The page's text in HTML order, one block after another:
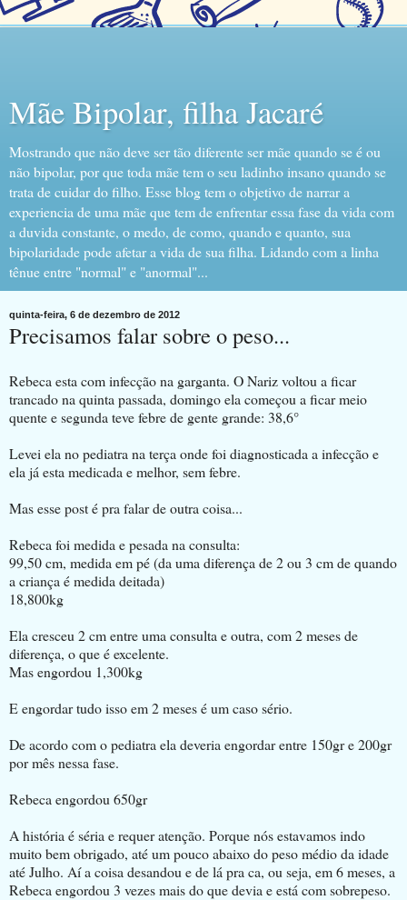
Mãe Bipolar, filha Jacaré
Mostrando que não deve ser tão diferente ser mãe quando se é ou
não bipolar, por que toda mãe tem o seu ladinho insano quando se
trata de cuidar do filho. Esse blog tem o objetivo de narrar a
experiencia de uma mãe que tem de enfrentar essa fase da vida com
a duvida constante, o medo, de como, quando e quanto, sua
bipolaridade pode afetar a vida de sua filha. Lidando com a linha
tênue entre "normal" e "anormal"...
quinta-feira, 6 de dezembro de 2012
Precisamos falar sobre o peso...
Rebeca esta com infecção na garganta. O Nariz voltou a ficar
trancado na quinta passada, domingo ela começou a ficar meio
quente e segunda teve febre de gente grande: 38,6°
Levei ela no pediatra na terça onde foi diagnosticada a infecção e
ela já esta medicada e melhor, sem febre.
Mas esse post é pra falar de outra coisa...
Rebeca foi medida e pesada na consulta:
99,50 cm, medida em pé (da uma diferença de 2 ou 3 cm de quando
a criança é medida deitada)
18,800kg
Ela cresceu 2 cm entre uma consulta e outra, com 2 meses de
diferença, o que é excelente.
Mas engordou 1,300kg
E engordar tudo isso em 2 meses é um caso sério.
De acordo com o pediatra ela deveria engordar entre 150gr e 200gr
por mês nessa fase.
Rebeca engordou 650gr
A história é séria e requer atenção. Porque nós estavamos indo
muito bem obrigado, até um pouco abaixo do peso médio da idade
até Julho. Aí a coisa desandou e de lá pra ca, ou seja, em 6 meses, a
Rebeca engordou 3 vezes mais do que devia e está com sobrepeso.